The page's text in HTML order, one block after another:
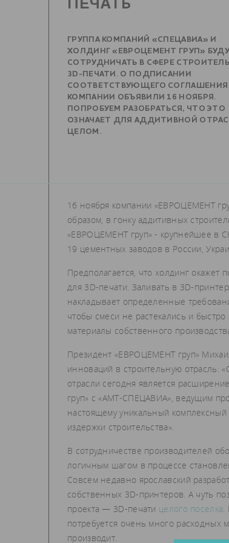
ПЕЧАТЬ
ГРУППА КОМПАНИЙ «СПЕЦАВИА» И
ХОЛДИНГ «ЕВРОЦЕМЕНТ ГРУП»
СОТРУДНИЧАТЬ В СФЕРЕ
3D-ПЕЧАТИ. О ПОДПИСАНИИ
СООТВЕТСТВУЮЩЕГО СОГЛАШЕНИЯ
КОМПАНИИ ОБЪЯВИЛИ 16 НОЯБРЯ.
ПОПРОБУЕМ РАЗОБРАТЬСЯ, ЧТО ЭТО
ОЗНАЧАЕТ ДЛЯ АДДИТИВНОЙ
ЦЕЛОМ.
16 ноября компании «ЕВРОЦЕМЕНТ
образом, в гонку аддитивных
«ЕВРОЦЕМЕНТ груп» - крупнейшее в
19 цементных заводов в России,
Предполагается, что холдинг
для 3D-печати. Заливать в 3D-
накладывает определенные
чтобы смеси не растекались и
материалы собственного
Президент «ЕВРОЦЕМЕНТ груп»
инноваций в строительную отрасль:
отрасли сегодня является
груп» с «АМТ-СПЕЦАВИА», ведущим
настоящему уникальный комплексный
издержки строительства».
В сотрудничестве производителей
логичным шагом в процессе
Совсем недавно ярославский
собственных 3D-принтеров. А чуть
проекта — 3D-печати целого поселка.
потребуется очень много расходных
производит.